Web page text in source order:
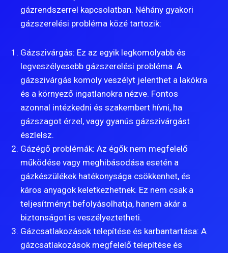
gázrendszerrel kapcsolatban. Néhány gyakori
gázszerelési probléma közé tartozik:
Gázszivárgás: Ez az egyik legkomolyabb és
legveszélyesebb gázszerelési probléma. A
gázszivárgás komoly veszélyt jelenthet a lakókra
és a környező ingatlanokra nézve. Fontos
azonnal intézkedni és szakembert hívni, ha
gázszagot érzel, vagy gyanús gázszivárgást
észlelsz.
Gázégő problémák: Az égők nem megfelelő
működése vagy meghibásodása esetén a
gázkészülékek hatékonysága csökkenhet, és
káros anyagok keletkezhetnek. Ez nem csak a
teljesítményt befolyásolhatja, hanem akár a
biztonságot is veszélyeztetheti.
Gázcsatlakozások telepítése és karbantartása: A
gázcsatlakozások megfelelő telepítése és